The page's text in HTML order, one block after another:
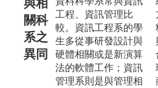
與相
關科
系之
異同
工程、資訊管理比
較。資訊工程系的學
生多從事研發設計與
硬體相關或是新演算
法的軟體工作；資訊
管理系則是與管理相